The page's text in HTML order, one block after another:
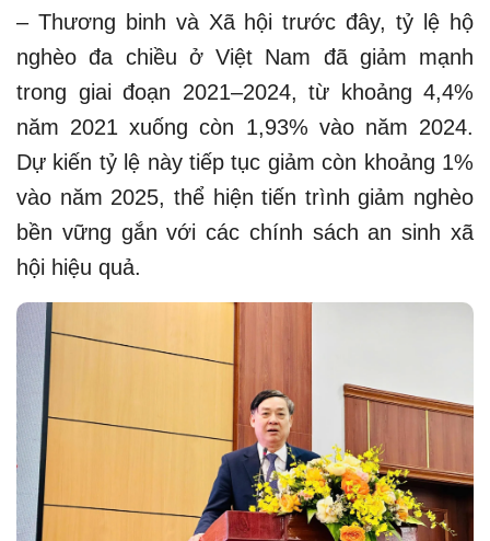
– Thương binh và Xã hội trước đây, tỷ lệ hộ
nghèo đa chiều ở Việt Nam đã giảm mạnh
trong giai đoạn 2021–2024, từ khoảng 4,4%
năm 2021 xuống còn 1,93% vào năm 2024.
Dự kiến tỷ lệ này tiếp tục giảm còn khoảng 1%
vào năm 2025, thể hiện tiến trình giảm nghèo
bền vững gắn với các chính sách an sinh xã
hội hiệu quả.